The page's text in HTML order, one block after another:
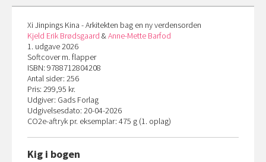
Xi Jinpings Kina - Arkitekten bag en ny verdensorden
Kjeld Erik Brødsgaard &Anne-Mette Barfod
1. udgave 2026
Softcover m. flapper
ISBN: 9788712804208
Antal sider: 256
Pris: 299,95 kr.
Udgiver: Gads Forlag
Udgivelsesdato: 20-04-2026
CO2e-aftryk pr. eksemplar: 475 g (1. oplag)
Kig i bogen